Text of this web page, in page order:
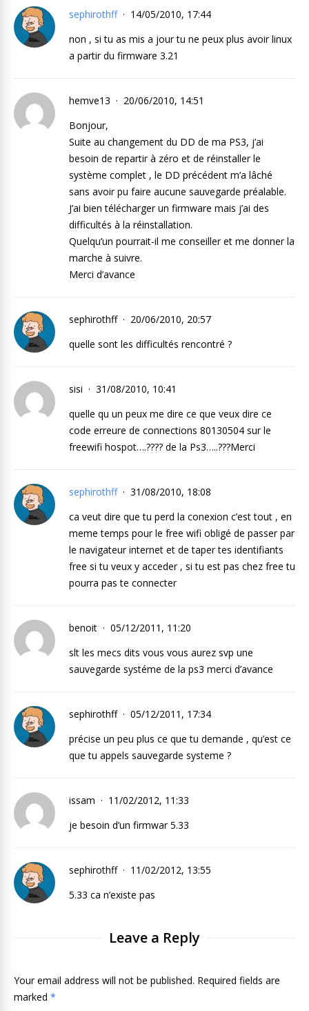
sephirothff
14/05/2010, 17:44
non , si tu as mis a jour tu ne peux plus avoir linux
a partir du firmware 3.21
hemve13
20/06/2010, 14:51
Bonjour,
Suite au changement du DD de ma PS3, j’ai
besoin de repartir à zéro et de réinstaller le
système complet , le DD précédent m’a lâché
sans avoir pu faire aucune sauvegarde préalable.
J’ai bien télécharger un firmware mais j’ai des
difficultés à la réinstallation.
Quelqu’un pourrait-il me conseiller et me donner la
marche à suivre.
Merci d’avance
sephirothff
20/06/2010, 20:57
quelle sont les difficultés rencontré ?
sisi
31/08/2010, 10:41
quelle qu un peux me dire ce que veux dire ce
code erreure de connections 80130504 sur le
freewifi hospot….???? de la Ps3…..???Merci
sephirothff
31/08/2010, 18:08
ca veut dire que tu perd la conexion c’est tout , en
meme temps pour le free wifi obligé de passer par
le navigateur internet et de taper tes identifiants
free si tu veux y acceder , si tu est pas chez free tu
pourra pas te connecter
benoit
05/12/2011, 11:20
slt les mecs dits vous vous aurez svp une
sauvegarde systéme de la ps3 merci d’avance
sephirothff
05/12/2011, 17:34
précise un peu plus ce que tu demande , qu’est ce
que tu appels sauvegarde systeme ?
issam
11/02/2012, 11:33
je besoin d’un firmwar 5.33
sephirothff
11/02/2012, 13:55
5.33 ca n’existe pas
Leave a Reply
Your email address will not be published. Required fields are
marked *